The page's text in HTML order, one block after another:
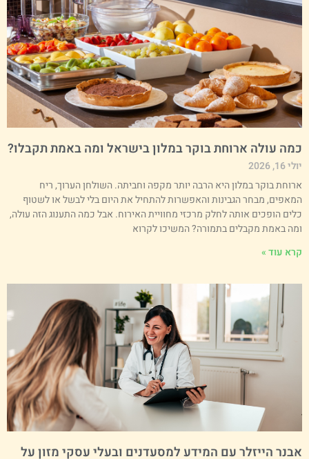
עולה ארוחת בוקר במלון בישראל ומה באמת תקבלו?
16, 2026
בוקר במלון היא הרבה יותר מקפה וחביתה. השולחן הערוך, ריח
מבחר הגבינות והאפשרות להתחיל את היום בלי לבשל או לשטוף
הופכים אותה לחלק מרכזי מחוויית האירוח. אבל כמה התענוג הזה עולה,
באמת מקבלים בתמורה? המשיכו לקרוא
עוד »
הייזלר עם המידע למסעדנים ובעלי עסקי מזון על